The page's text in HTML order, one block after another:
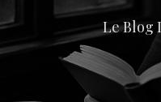
Le Blog